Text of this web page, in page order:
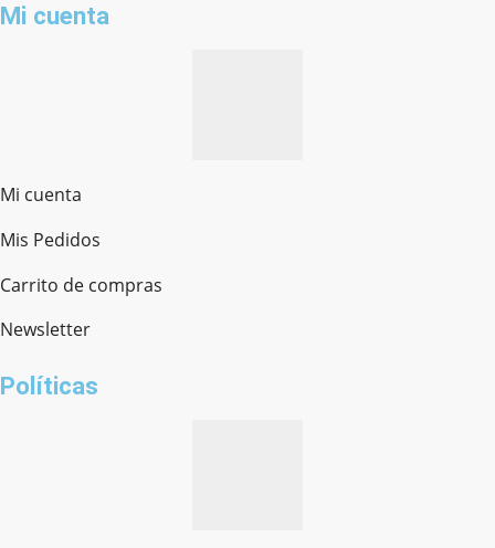
Mi cuenta
Mi cuenta
Mis Pedidos
Carrito de compras
Newsletter
Políticas